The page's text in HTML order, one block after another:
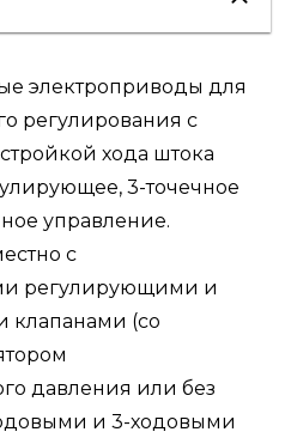
электроприводы для
регулирования с
хода штока
3-точечное
управление.
с
регулирующими и
клапанами (со
давления или без
и 3-ходовыми